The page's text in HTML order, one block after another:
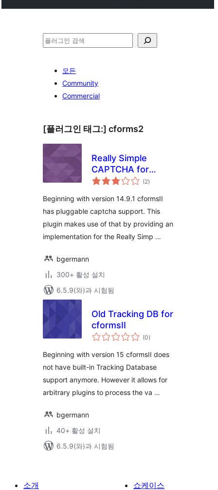
검
모든
Community
Commercial
[플러그인 태그:] cforms2
Really Simple
CAPTCHA for
cformsII
(2전
체
점
)
Beginning with version 14.9.1 cformsII
has pluggable captcha support. This
plugin makes use of that by providing an
implementation for the Really Simp …
bgermann
300+ 활성 설치
6.5.9(와)과 시험됨
Old Tracking DB for
cformsII
(0전
체
점
)
Beginning with version 15 cformsII does
not have built-in Tracking Database
support anymore. However it allows for
arbitrary plugins to process the va …
bgermann
40+ 활성 설치
6.5.9(와)과 시험됨
소개
쇼케이스